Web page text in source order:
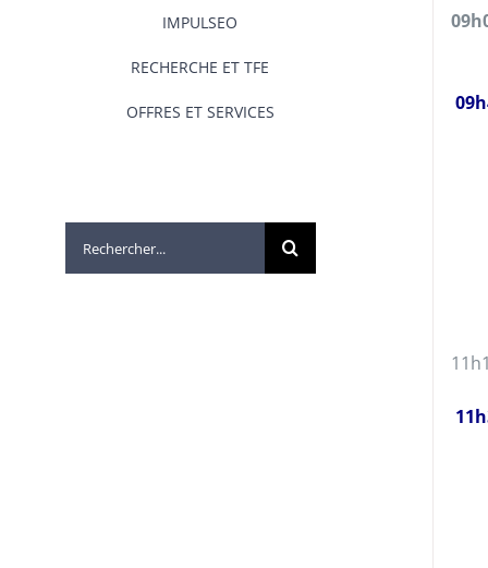
IMPULSEO
RECHERCHE ET TFE
OFFRES ET SERVICES